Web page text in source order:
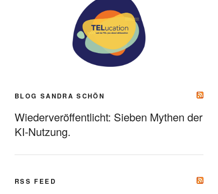
BLOG SANDRA SCHÖN
Wiederveröffentlicht: Sieben Mythen der
KI-Nutzung.
RSS FEED